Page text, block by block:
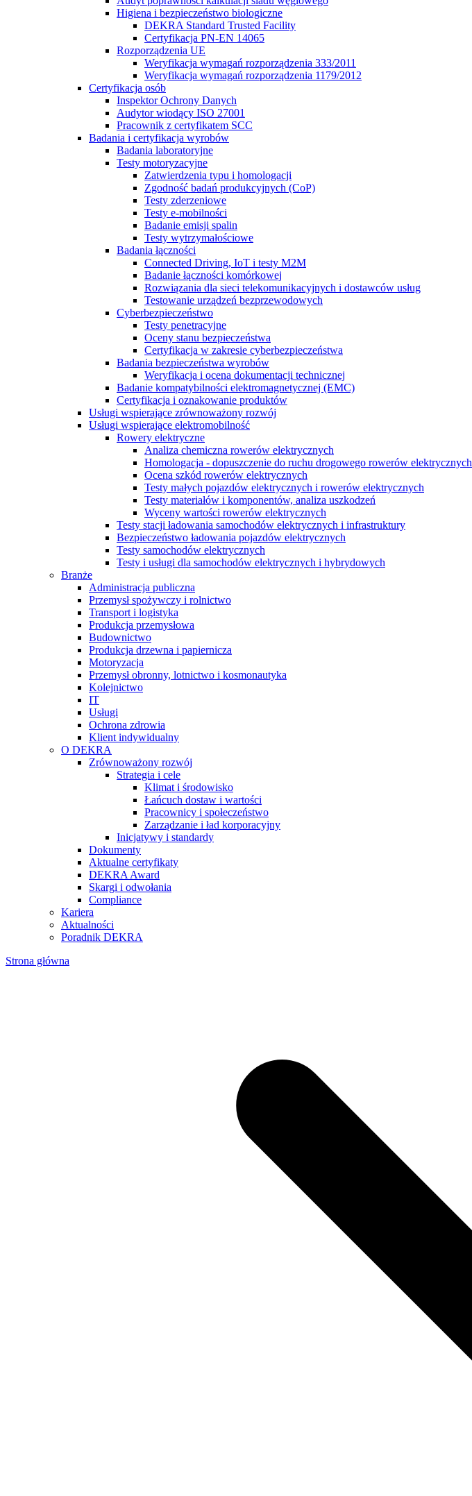
Higiena i bezpieczeństwo biologiczne
DEKRA Standard Trusted Facility
Certyfikacja PN-EN 14065
Rozporządzenia UE
Weryfikacja wymagań rozporządzenia 333/2011
Weryfikacja wymagań rozporządzenia 1179/2012
Certyfikacja osób
Inspektor Ochrony Danych
Audytor wiodący ISO 27001
Pracownik z certyfikatem SCC
Badania i certyfikacja wyrobów
Badania laboratoryjne
Testy motoryzacyjne
Zatwierdzenia typu i homologacji
Zgodność badań produkcyjnych (CoP)
Testy zderzeniowe
Testy e-mobilności
Badanie emisji spalin
Testy wytrzymałościowe
Badania łączności
Connected Driving, IoT i testy M2M
Badanie łączności komórkowej
Rozwiązania dla sieci telekomunikacyjnych i dostawców usług
Testowanie urządzeń bezprzewodowych
Cyberbezpieczeństwo
Testy penetracyjne
Oceny stanu bezpieczeństwa
Certyfikacja w zakresie cyberbezpieczeństwa
Badania bezpieczeństwa wyrobów
Weryfikacja i ocena dokumentacji technicznej
Badanie kompatybilności elektromagnetycznej (EMC)
Certyfikacja i oznakowanie produktów
Usługi wspierające zrównoważony rozwój
Usługi wspierające elektromobilność
Rowery elektryczne
Analiza chemiczna rowerów elektrycznych
Homologacja - dopuszczenie do ruchu drogowego rowerów elektrycznych
Ocena szkód rowerów elektrycznych
Testy małych pojazdów elektrycznych i rowerów elektrycznych
Testy materiałów i komponentów, analiza uszkodzeń
Wyceny wartości rowerów elektrycznych
Testy stacji ładowania samochodów elektrycznych i infrastruktury
Bezpieczeństwo ładowania pojazdów elektrycznych
Testy samochodów elektrycznych
Testy i usługi dla samochodów elektrycznych i hybrydowych
Branże
Administracja publiczna
Przemysł spożywczy i rolnictwo
Transport i logistyka
Produkcja przemysłowa
Budownictwo
Produkcja drzewna i papiernicza
Motoryzacja
Przemysł obronny, lotnictwo i kosmonautyka
Kolejnictwo
IT
Usługi
Ochrona zdrowia
Klient indywidualny
O DEKRA
Zrównoważony rozwój
Strategia i cele
Klimat i środowisko
Łańcuch dostaw i wartości
Pracownicy i społeczeństwo
Zarządzanie i ład korporacyjny
Inicjatywy i standardy
Dokumenty
Aktualne certyfikaty
DEKRA Award
Skargi i odwołania
Compliance
Kariera
Aktualności
Poradnik DEKRA
Strona główna